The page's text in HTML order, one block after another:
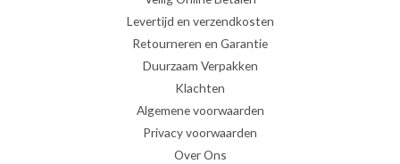
Levertijd en verzendkosten
Retourneren en Garantie
Duurzaam Verpakken
Klachten
Algemene voorwaarden
Privacy voorwaarden
Over Ons